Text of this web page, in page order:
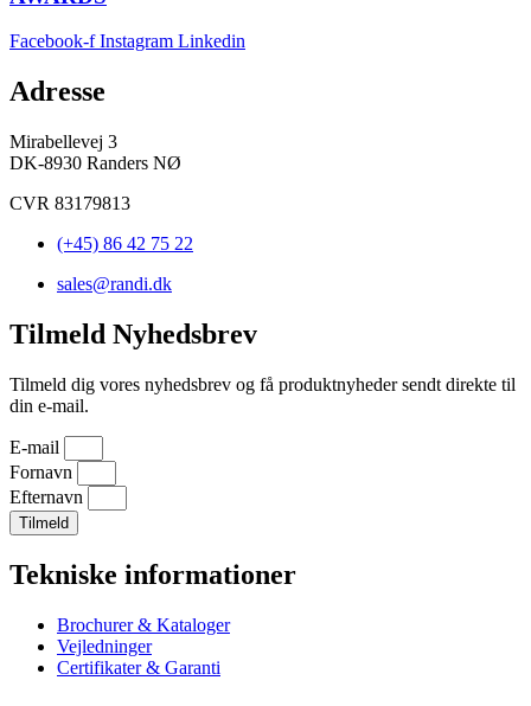
Facebook-f Instagram Linkedin
Adresse
Mirabellevej 3
DK-8930 Randers NØ
CVR 83179813
(+45) 86 42 75 22
sales@randi.dk
Tilmeld Nyhedsbrev
Tilmeld dig vores nyhedsbrev og få produktnyheder sendt direkte til
din e-mail.
E-mail
Fornavn
Efternavn
Tilmeld
Tekniske informationer
Brochurer & Kataloger
Vejledninger
Certifikater & Garanti